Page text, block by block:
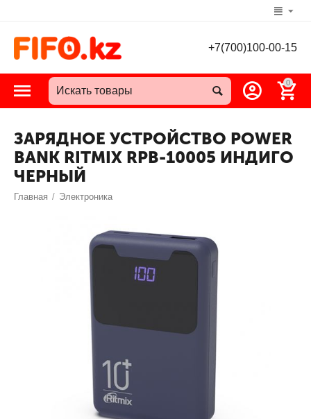
+7(700)100-00-15
0
ЗАРЯДНОЕ УСТРОЙСТВО POWER
BANK RITMIX RPB-10005 ИНДИГО
ЧЕРНЫЙ
Главная / Электроника